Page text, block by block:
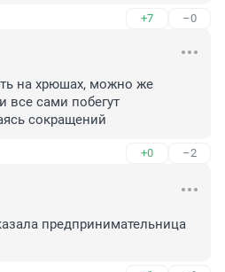
+7 –0
на хрюшах, можно же
все сами побегут
сокращений
+0 –2
предпринимательница